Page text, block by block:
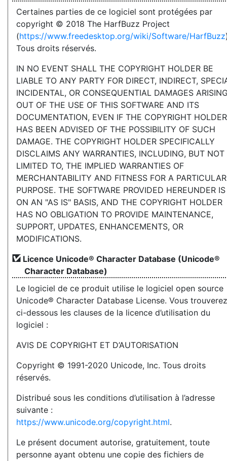
Certaines parties de ce logiciel sont protégées par
copyright © 2018 The HarfBuzz Project
(https://www.freedesktop.org/wiki/Software/HarfBuzz
Tous droits réservés.
IN NO EVENT SHALL THE COPYRIGHT HOLDER BE
LIABLE TO ANY PARTY FOR DIRECT, INDIRECT,
INCIDENTAL, OR CONSEQUENTIAL DAMAGES
OUT OF THE USE OF THIS SOFTWARE AND ITS
DOCUMENTATION, EVEN IF THE COPYRIGHT HOLDER
HAS BEEN ADVISED OF THE POSSIBILITY OF SUCH
DAMAGE. THE COPYRIGHT HOLDER SPECIFICALLY
DISCLAIMS ANY WARRANTIES, INCLUDING, BUT NOT
LIMITED TO, THE IMPLIED WARRANTIES OF
MERCHANTABILITY AND FITNESS FOR A PARTICULAR
PURPOSE. THE SOFTWARE PROVIDED HEREUNDER IS
ON AN "AS IS" BASIS, AND THE COPYRIGHT HOLDER
HAS NO OBLIGATION TO PROVIDE MAINTENANCE,
SUPPORT, UPDATES, ENHANCEMENTS, OR
MODIFICATIONS.
Licence Unicode® Character Database (Unicode®
Character Database)
Le logiciel de ce produit utilise le logiciel open source
Unicode® Character Database License. Vous trouverez
ci-dessous les clauses de la licence d’utilisation du
logiciel :
AVIS DE COPYRIGHT ET D’AUTORISATION
Copyright © 1991-2020 Unicode, Inc. Tous droits
réservés.
Distribué sous les conditions d’utilisation à l’adresse
suivante :
https://www.unicode.org/copyright.html.
Le présent document autorise, gratuitement, toute
personne ayant obtenu une copie des fichiers de